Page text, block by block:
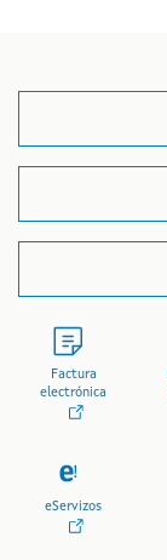
Factura
electrónica
eServizos